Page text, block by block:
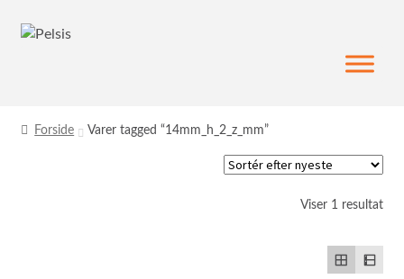
Spring
Spring
Forside Varer tagged “14mm_h_2_z_mm”
Viser 1 resultat